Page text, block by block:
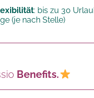
: bis zu 30
(je nach Stelle)
Benefits.